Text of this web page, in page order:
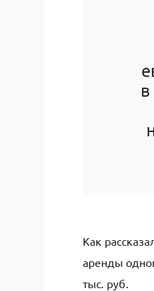
Как
аренды
тыс. руб.